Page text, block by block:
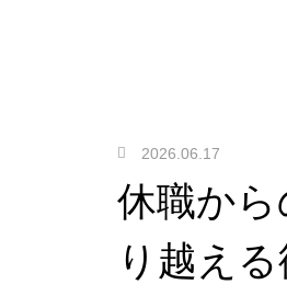
2026.06.17
休職か
り越え